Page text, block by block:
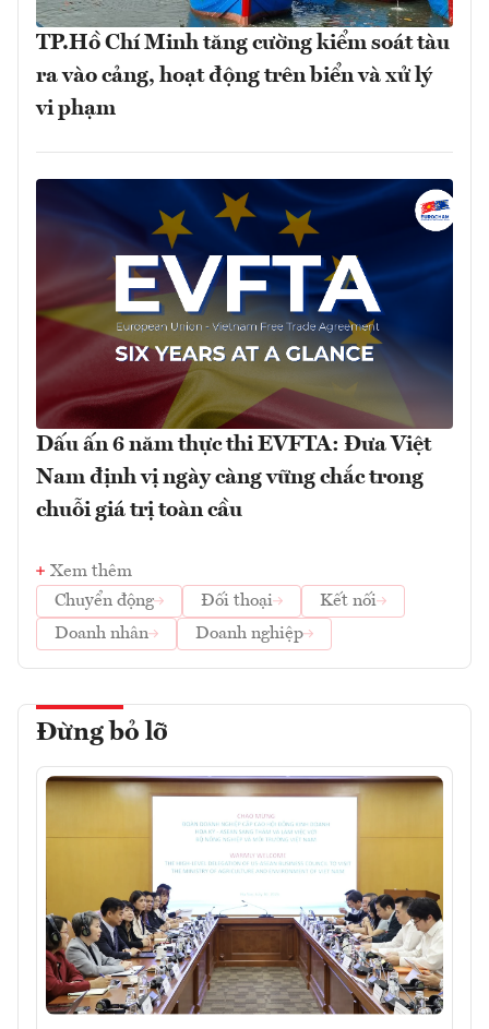
TP.Hồ Chí Minh tăng cường kiểm soát tàu
ra vào cảng, hoạt động trên biển và xử lý
vi phạm
Dấu ấn 6 năm thực thi EVFTA: Đưa Việt
Nam định vị ngày càng vững chắc trong
chuỗi giá trị toàn cầu
Xem thêm
Chuyển động
Đối thoại
Kết nối
Doanh nhân
Doanh nghiệp
Đừng bỏ lỡ